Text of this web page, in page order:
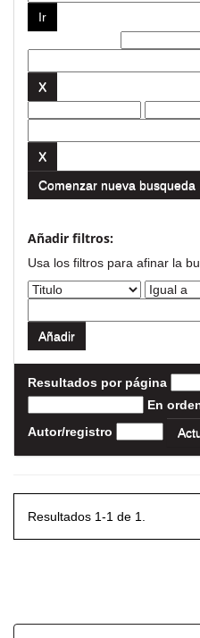
Comenzar nueva busqueda
Añadir filtros:
Usa los filtros para afinar la
Resultados por página
En
Autor/registro
Resultados 1-1 de 1.